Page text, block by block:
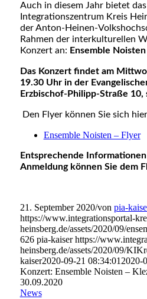
Auch in diesem Jahr bietet
Integrationszentrum Kreis
der Anton-Heinen-
Rahmen der interkulturellen
Konzert an: Ensemble
Das Konzert findet am
19.30 Uhr in der
Erzbischof-Philipp-Straße 10,
Den Flyer können Sie sich
Ensemble Noisten – Flyer
Entsprechende
Anmeldung können Sie dem
21. September 2020/von pia-
https://www.integrationsportal-
heinsberg.de/assets/2020/09/
626 pia-kaiser https://
heinsberg.de/assets/2020/09/
kaiser2020-09-21 08:34:01 2020-
Konzert: Ensemble Noisten –
30.09.2020
News